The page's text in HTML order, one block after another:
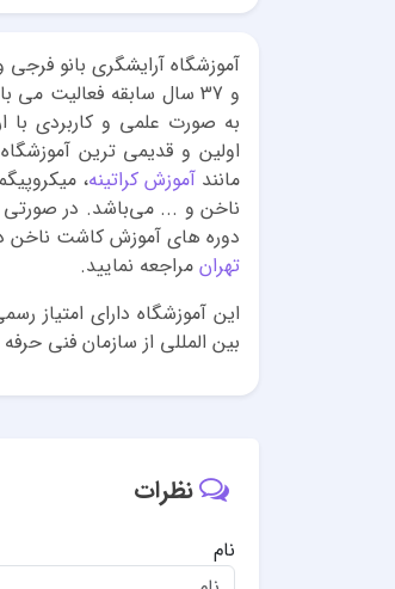
آموزشگاه آرایشگری بانو
و 37 سال سابقه فعالیت
اولین و قدیمی ترین
مانندآموزش کراتینه،
ناخن و ... می‌باشد. در صورتی
دوره های آموزش کاشت ناخن
تهران مراجعه نمایید.
این آموزشگاه دارای امتیاز
بین المللی از سازمان فنی
نظرات
نام